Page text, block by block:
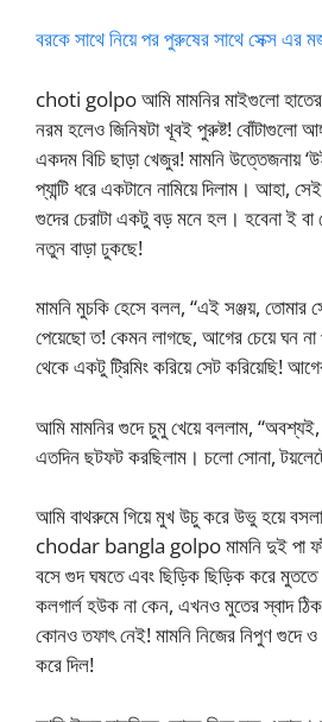
বরকে সাথে নিয়ে পর পুরুষের সাথে সেক্স এর
choti golpo আমি মামনির মাইগুলো হাতের
নরম হলেও জিনিষটা খূবই পুরুষ্ট! বোঁটাগুলো
একদম বিচি ছাড়া খেজুর! মামনি উত্তেজনায়
প্যান্টি ধরে একটানে নামিয়ে দিলাম। আহা,
গুদের চেরাটা একটু বড় মনে হল। হবেনা ই
নতুন বাড়া ঢুকছে!
মামনি মুচকি হেসে বলল, “এই সঞ্জয়, তোমার
পেয়েছো ত! কেমন লাগছে, আগের চেয়ে ঘন না
থেকে একটু ট্রিমিং করিয়ে সেট করিয়েছি!
আমি মামনির গুদে চুমু খেয়ে বললাম,
এতদিন ছটফট করছিলাম। চলো সোনা,
আমি বাথরুমে গিয়ে মুখ উচু করে উভু হয়ে
chodar bangla golpo মামনি দুই পা
বসে গুদ ঘষতে এবং ছিড়িক ছিড়িক করে মুততে
কলগার্ল হউক না কেন, এখনও মুতের স্বাদ
কোনও তফাৎ নেই! মামনি নিজের নিপুণ গুদে ও
করে দিল!